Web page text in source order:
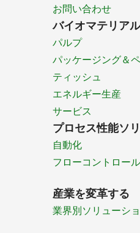
お問い合わせ
バイオマテリア
パルプ
パッケージング＆
ティッシュ
エネルギー生産
サービス
プロセス性能ソ
自動化
フローコントロール
産業を変革する
業界別ソリューシ